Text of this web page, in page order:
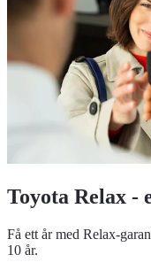
Toyota Relax -
Få ett år med Relax-
10 år.